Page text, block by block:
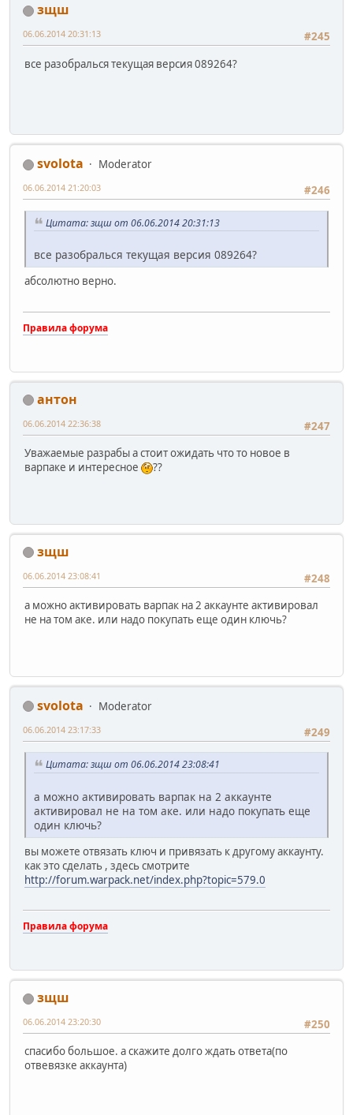
зщш
#245
06.06.2014 20:31:13
все разобралься текущая версия 089264?
svolota
Moderator
#246
06.06.2014 21:20:03
Цитата: зщш от 06.06.2014 20:31:13
все разобралься текущая версия 089264?
абсолютно верно.
Правила форума
антон
#247
06.06.2014 22:36:38
Уважаемые разрабы а стоит ожидать что то новое в
варпаке и интересное
??
зщш
#248
06.06.2014 23:08:41
а можно активировать варпак на 2 аккаунте активировал
не на том аке. или надо покупать еще один ключь?
svolota
Moderator
#249
06.06.2014 23:17:33
Цитата: зщш от 06.06.2014 23:08:41
а можно активировать варпак на 2 аккаунте
активировал не на том аке. или надо покупать еще
один ключь?
вы можете отвязать ключ и привязать к другому аккаунту.
как это сделать , здесь смотрите
http://forum.warpack.net/index.php?topic=579.0
Правила форума
зщш
#250
06.06.2014 23:20:30
спасибо большое. а скажите долго ждать ответа(по
отвевязке аккаунта)